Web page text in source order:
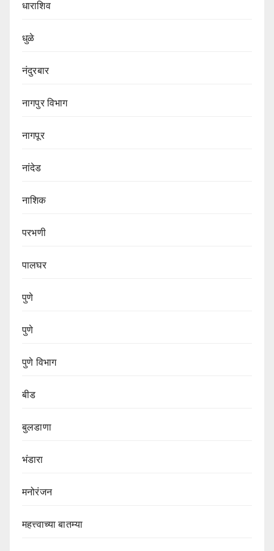
धाराशिव
धुळे
नंदुरबार
नागपुर‌ विभाग‌
नागपूर
नांदेड
नाशिक
परभणी
पालघर
पुणे
पुणे
पुणे विभाग‌
बीड
बुलडाणा
भंडारा
मनोरंजन
महत्त्वाच्या बातम्या